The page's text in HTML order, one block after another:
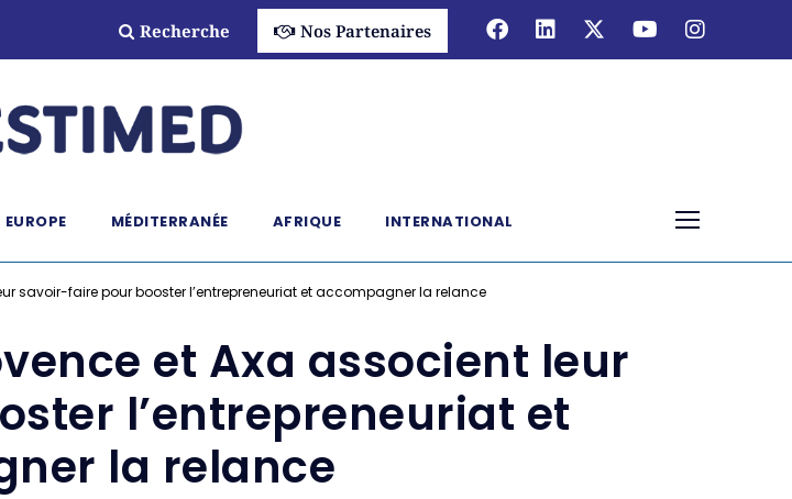
Recherche Nos Partenaires
EUROPE MÉDITERRANÉE AFRIQUE INTERNATIONAL
savoir-faire pour booster l’entrepreneuriat et accompagner la relance
et Axa associent leur
l’entrepreneuriat et
la relance